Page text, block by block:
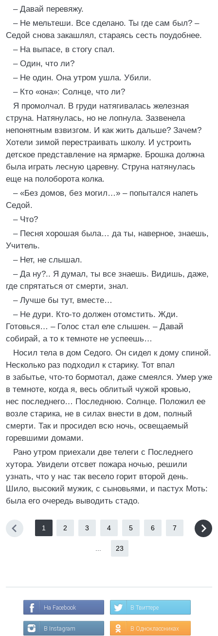
– Давай перевяжу.
– Не мельтеши. Все сделано. Ты где сам был? –
Седой снова закашлял, стараясь сесть поудобнее.
– На выпасе, в стогу спал.
– Один, что ли?
– Не один. Она утром ушла. Убили.
– Кто «она»: Солнце, что ли?
Я промолчал. В груди натягивалась железная
струна. Натянулась, но не лопнула. Зазвенела
непонятным взвизгом. И как жить дальше? Зачем?
Хотели зимой перестраивать школу. И устроить
детское представление на ярмарке. Брошка должна
была играть лесную царевну. Струна натянулась
еще на полоборота колка.
– «Без домов, без могил…» – попытался напеть
Седой.
– Что?
– Песня хорошая была… да ты, наверное, знаешь,
Учитель.
– Нет, не слышал.
– Да ну?.. Я думал, ты все знаешь. Видишь, даже,
где спрятаться от смерти, знал.
– Лучше бы тут, вместе…
– Не дури. Кто-то должен отомстить. Жди.
Готовься… – Голос стал еле слышен. – Давай
собирай, а то к темноте не успеешь…
Носил тела в дом Седого. Он сидел к дому спиной.
Несколько раз подходил к старику. Тот впал
в забытье, что-то бормотал, даже смеялся. Умер уже
в темноте, когда я, весь облитый чужой кровью,
нес последнего… Последнюю. Солнце. Положил ее
возле старика, не в силах внести в дом, полный
смерти. Так и просидел всю ночь, освещаемый
горевшими домами.
Рано утром приехали две телеги с Последнего
хутора. Увидели отсвет пожара ночью, решили
узнать, что у нас так весело горит второй день.
Шило, высокий мужик, с сыновьями, и пастух Моть:
была его очередь выводить стадо.
1 2 3 4 5 6 7
23
На Facebook В Твиттере
В Instagram В Одноклассниках